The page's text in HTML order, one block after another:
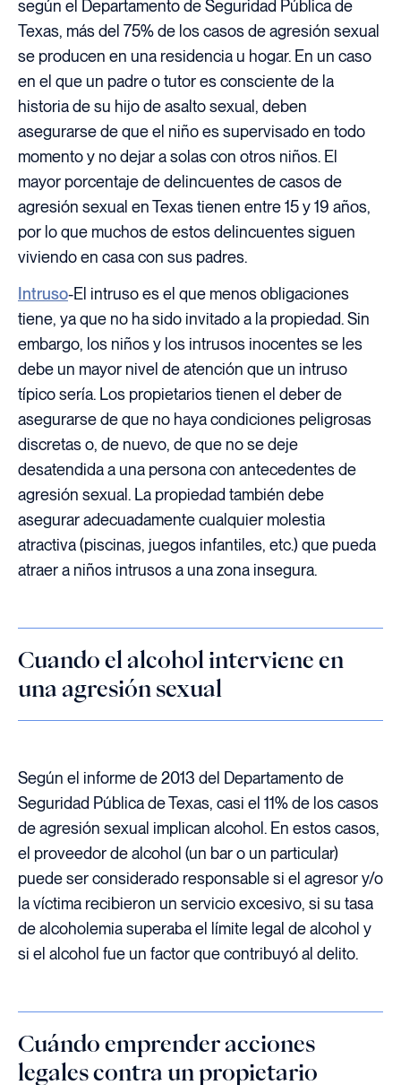
según el Departamento de Seguridad Pública de
Texas, más del 75% de los casos de agresión sexual
se producen en una residencia u hogar. En un caso
en el que un padre o tutor es consciente de la
historia de su hijo de asalto sexual, deben
asegurarse de que el niño es supervisado en todo
momento y no dejar a solas con otros niños. El
mayor porcentaje de delincuentes de casos de
agresión sexual en Texas tienen entre 15 y 19 años,
por lo que muchos de estos delincuentes siguen
viviendo en casa con sus padres.
Intruso-El intruso es el que menos obligaciones
tiene, ya que no ha sido invitado a la propiedad. Sin
embargo, los niños y los intrusos inocentes se les
debe un mayor nivel de atención que un intruso
típico sería. Los propietarios tienen el deber de
asegurarse de que no haya condiciones peligrosas
discretas o, de nuevo, de que no se deje
desatendida a una persona con antecedentes de
agresión sexual. La propiedad también debe
asegurar adecuadamente cualquier molestia
atractiva (piscinas, juegos infantiles, etc.) que pueda
atraer a niños intrusos a una zona insegura.
Cuando el alcohol interviene en
una agresión sexual
Según el informe de 2013 del Departamento de
Seguridad Pública de Texas, casi el 11% de los casos
de agresión sexual implican alcohol. En estos casos,
el proveedor de alcohol (un bar o un particular)
puede ser considerado responsable si el agresor y/o
la víctima recibieron un servicio excesivo, si su tasa
de alcoholemia superaba el límite legal de alcohol y
si el alcohol fue un factor que contribuyó al delito.
Cuándo emprender acciones
legales contra un propietario